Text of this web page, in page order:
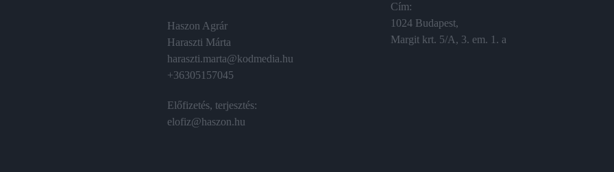
Haszon Agrár
Haraszti Márta
haraszti.marta@kodmedia.hu
+36305157045
Előfizetés, terjesztés:
elofiz@haszon.hu
Cím:
1024 Budapest,
Margit krt. 5/A, 3. em. 1. a